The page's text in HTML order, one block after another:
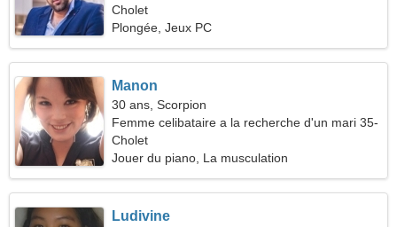
Cholet
Plongée, Jeux PC
Manon
30 ans, Scorpion
Femme celibataire a la recherche d'un mari 35-
38
Cholet
Jouer du piano, La musculation
Ludivine